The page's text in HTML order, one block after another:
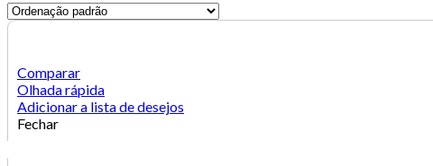
Comparar
Olhada rápida
Adicionar a lista de desejos
Fechar